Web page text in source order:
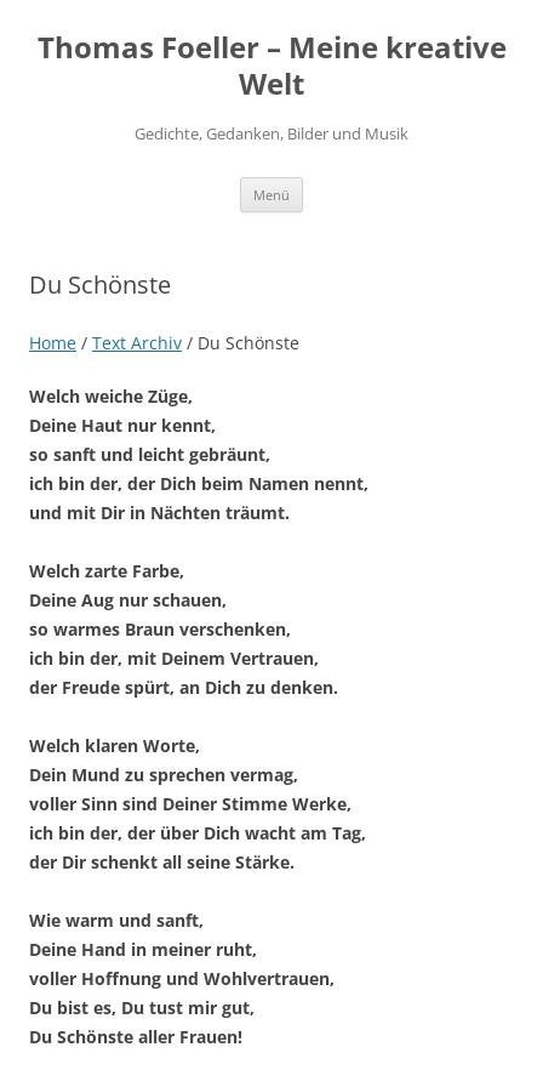
Thomas Foeller – Meine kreative
Welt
Gedichte, Gedanken, Bilder und Musik
Menü
Du Schönste
Home / Text Archiv / Du Schönste
Welch weiche Züge,
Deine Haut nur kennt,
so sanft und leicht gebräunt,
ich bin der, der Dich beim Namen nennt,
und mit Dir in Nächten träumt.
Welch zarte Farbe,
Deine Aug nur schauen,
so warmes Braun verschenken,
ich bin der, mit Deinem Vertrauen,
der Freude spürt, an Dich zu denken.
Welch klaren Worte,
Dein Mund zu sprechen vermag,
voller Sinn sind Deiner Stimme Werke,
ich bin der, der über Dich wacht am Tag,
der Dir schenkt all seine Stärke.
Wie warm und sanft,
Deine Hand in meiner ruht,
voller Hoffnung und Wohlvertrauen,
Du bist es, Du tust mir gut,
Du Schönste aller Frauen!